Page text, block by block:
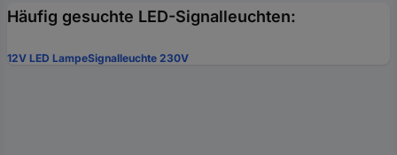
Häufig gesuchte LED-Signalleuchten:
12V LED LampeSignalleuchte 230V